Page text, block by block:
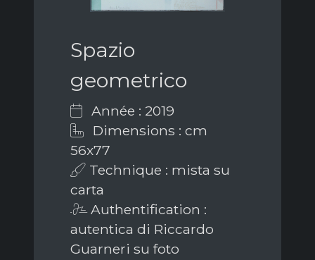
Spazio
geometrico
Année : 2019
Dimensions : cm
56x77
Technique : mista su
carta
Authentification :
autentica di Riccardo
Guarneri su foto